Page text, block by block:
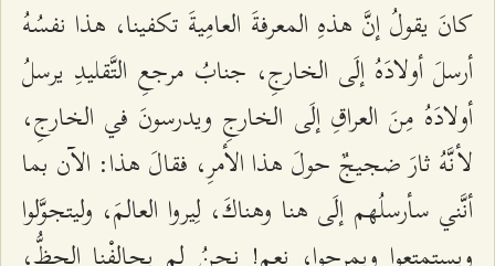
كانَ يقولُ إنَّ هذهِ المعرفةَ العامِيةَ تكفينا، هذا نفسُهُ
أرسلَ أولادَهُ إلَى الخارجِ، جنابُ مرجعِ التَّقليدِ يرسلُ
أولادَهُ مِنَ العراقِ إلَى الخارجِ ويدرسونَ في الخارجِ،
لأنَّهُ ثارَ ضجيجٌ حولَ هذا الأمرِ، فقالَ هذا: الآن بما
أنَّني سأرسلُهم إلَى هنا وهناكَ، لِيروا العالمَ، وليتجوَّلوا
ويستمتعوا ويمرحوا، نعم! نحنُ لم يحالفْنا الحظُّ،